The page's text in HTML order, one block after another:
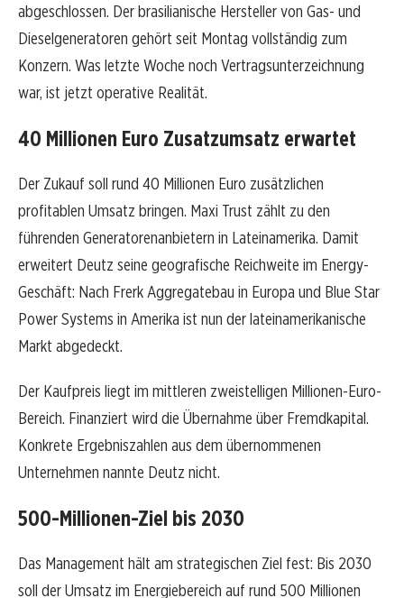
abgeschlossen. Der brasilianische Hersteller von Gas- und
Dieselgeneratoren gehört seit Montag vollständig zum
Konzern. Was letzte Woche noch Vertragsunterzeichnung
war, ist jetzt operative Realität.
40 Millionen Euro Zusatzumsatz erwartet
Der Zukauf soll rund 40 Millionen Euro zusätzlichen
profitablen Umsatz bringen. Maxi Trust zählt zu den
führenden Generatorenanbietern in Lateinamerika. Damit
erweitert Deutz seine geografische Reichweite im Energy-
Geschäft: Nach Frerk Aggregatebau in Europa und Blue Star
Power Systems in Amerika ist nun der lateinamerikanische
Markt abgedeckt.
Der Kaufpreis liegt im mittleren zweistelligen Millionen-Euro-
Bereich. Finanziert wird die Übernahme über Fremdkapital.
Konkrete Ergebniszahlen aus dem übernommenen
Unternehmen nannte Deutz nicht.
500-Millionen-Ziel bis 2030
Das Management hält am strategischen Ziel fest: Bis 2030
soll der Umsatz im Energiebereich auf rund 500 Millionen